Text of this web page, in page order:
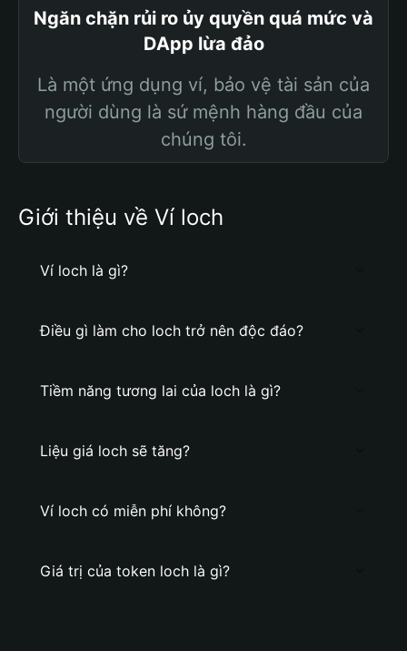
Ngăn chặn rủi ro ủy quyền quá mức và
DApp lừa đảo
Là một ứng dụng ví, bảo vệ tài sản của
người dùng là sứ mệnh hàng đầu của
chúng tôi.
Giới thiệu về Ví loch
Ví loch là gì?
Điều gì làm cho loch trở nên độc đáo?
Tiềm năng tương lai của loch là gì?
Liệu giá loch sẽ tăng?
Ví loch có miễn phí không?
Giá trị của token loch là gì?